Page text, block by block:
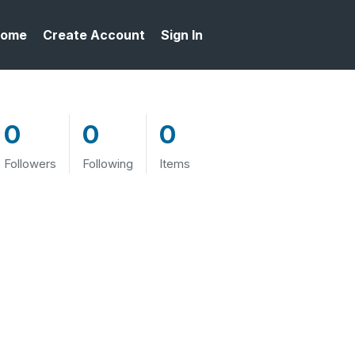
Create Account Sign In
0
Followers
0
Following
0
Items